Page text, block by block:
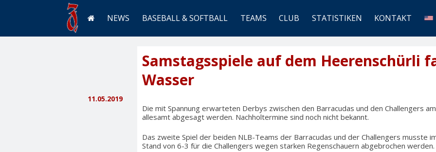
NEWS BASEBALL & SOFTBALL TEAMS CLUB STATISTIKEN KONTAKT
Samstagsspiele auf dem Heerenschürli
Wasser
11.05.2019
Die mit Spannung erwarteten Derbys zwischen den Barracudas und den Challengers
allesamt abgesagt werden. Nachholtermine sind noch nicht bekannt.
Das zweite Spiel der beiden NLB-Teams der Barracudas und der Challengers musste
Stand von 6-3 für die Challengers wegen starken Regenschauern abgebrochen werden.